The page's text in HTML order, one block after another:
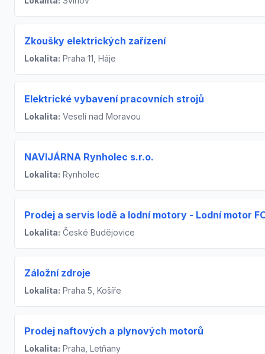
Zkoušky elektrických zařízení
Lokalita: Praha 11, Háje
Elektrické vybavení pracovních strojů
Lokalita: Veselí nad Moravou
NAVIJÁRNA Rynholec s.r.o.
Lokalita: Rynholec
Prodej a servis lodě a lodní motory - Lodní motor
Lokalita: České Budějovice
Záložní zdroje
Lokalita: Praha 5, Košíře
Prodej naftových a plynových motorů
Lokalita: Praha, Letňany